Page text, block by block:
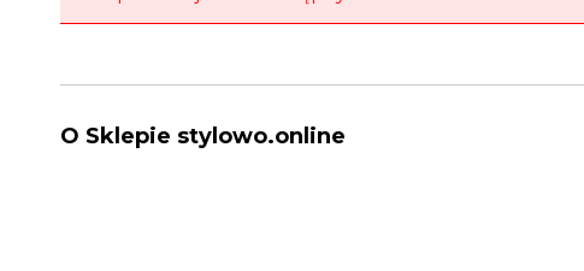
O Sklepie stylowo.online